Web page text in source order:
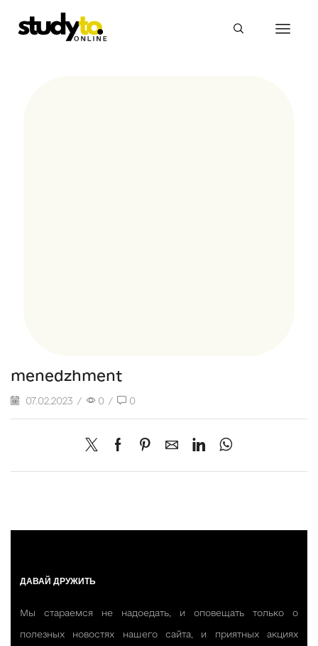
menedzhment
07.02.2023 / 0 / 0
ДАВАЙ ДРУЖИТЬ
Мы стараемся не надоедать, и оповещать только о
полезных новостях нашего сайта, и приятных акциях